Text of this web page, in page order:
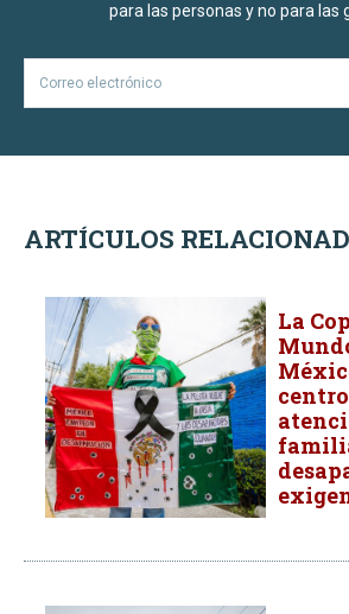
para las personas y no para las
ARTÍCULOS
La